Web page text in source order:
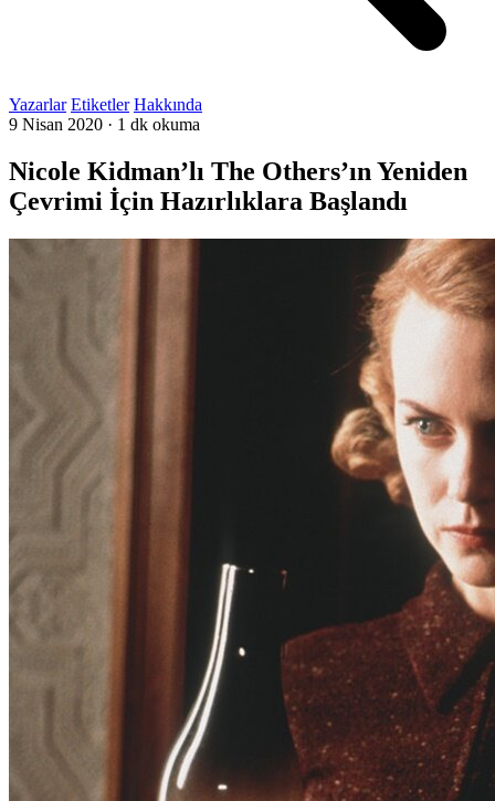
Yazarlar Etiketler Hakkında
9 Nisan 2020 · 1 dk okuma
Nicole Kidman’lı The Others’ın Yeniden
Çevrimi İçin Hazırlıklara Başlandı